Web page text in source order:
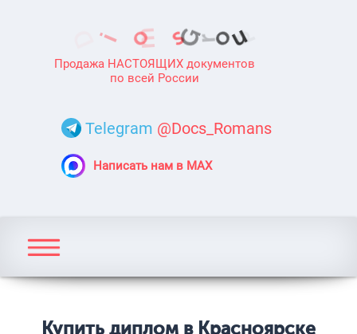
Продажа НАСТОЯЩИХ документов
по всей России
Telegram @Docs_Romans
Написать нам в MAX
Купить диплом в Красноярске